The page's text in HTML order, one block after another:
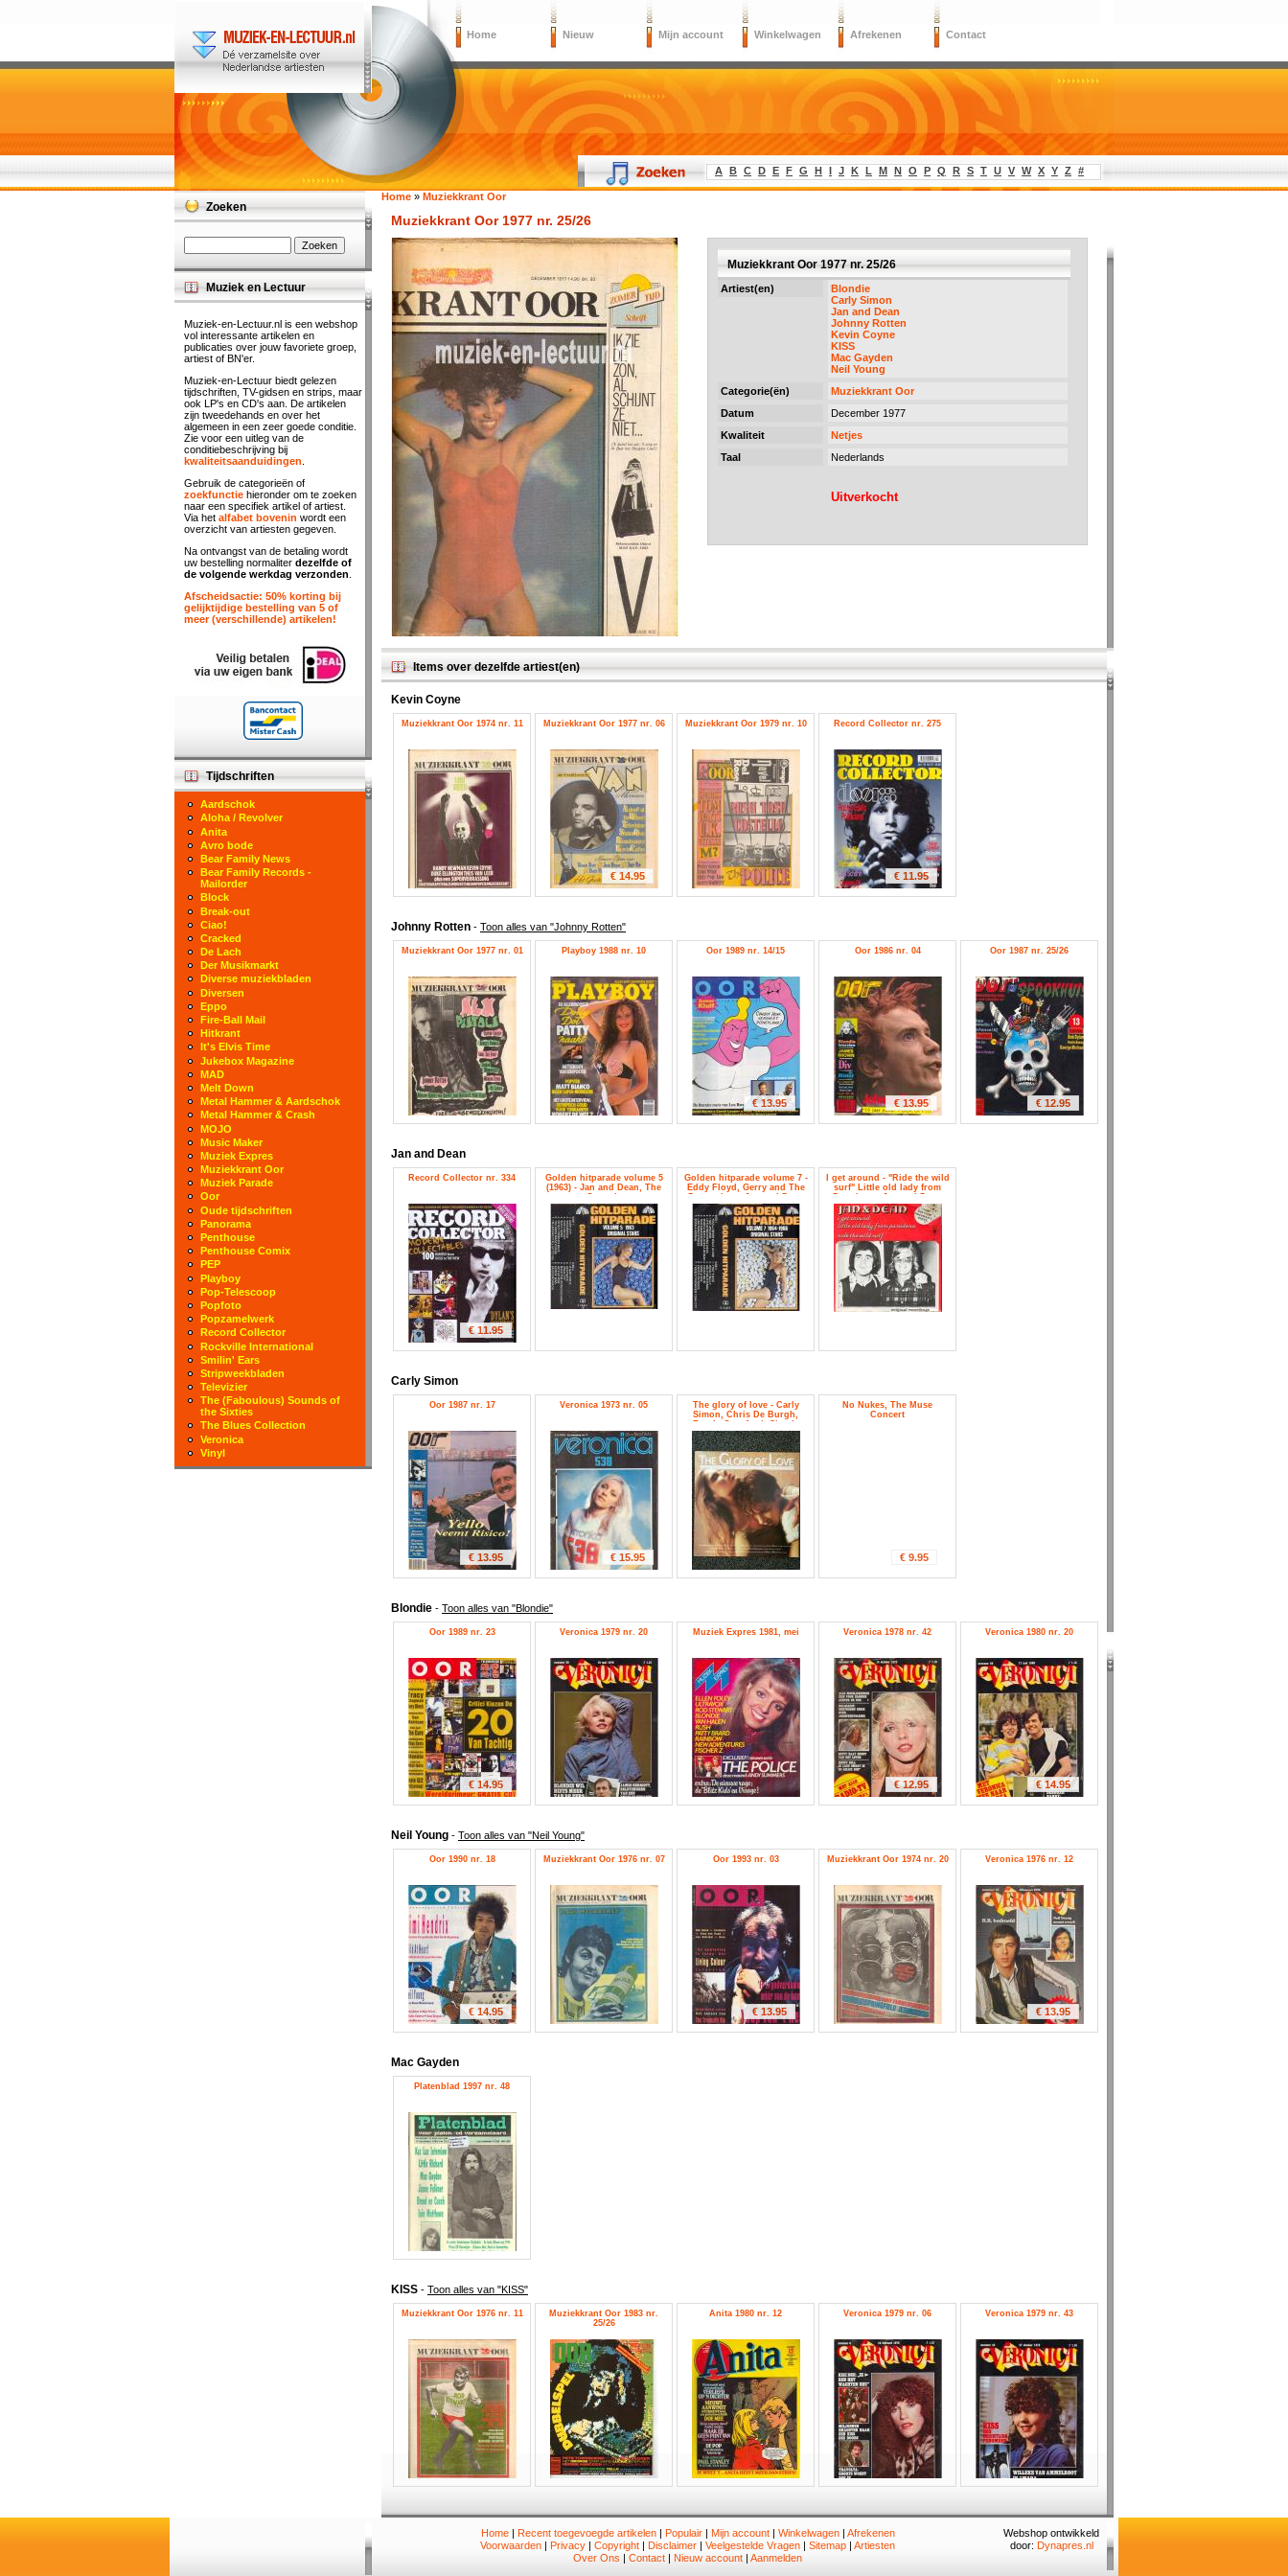
Home Nieuw Mijn account Winkelwagen Afrekenen Contact
A B C D E F G H I J K L M N O P Q R S T U V W X Y Z #
Home » Muziekkrant Oor
Muziekkrant Oor 1977 nr. 25/26
Muziekkrant Oor 1977 nr. 25/26
Artiest(en)
Blondie
Carly Simon
Jan and Dean
Johnny Rotten
Kevin Coyne
KISS
Mac Gayden
Neil Young
Categorie(ën)
Muziekkrant Oor
Datum
December 1977
Kwaliteit
Netjes
Taal
Nederlands
Uitverkocht
Items over dezelfde artiest(en)
Kevin Coyne
Muziekkrant Oor 1974 nr. 11 Muziekkrant Oor 1977 nr. 06
€ 14.95
Muziekkrant Oor 1979 nr. 10 Record Collector nr. 275
€ 11.95
Johnny Rotten - Toon alles van "Johnny Rotten"
Muziekkrant Oor 1977 nr. 01 Playboy 1988 nr. 10 Oor 1989 nr. 14/15
€ 13.95
Oor 1986 nr. 04
€ 13.95
Oor 1987 nr. 25/26
€ 12.95
Jan and Dean
Record Collector nr. 334
€ 11.95
Golden hitparade volume 5
(1963) - Jan and Dean, The
Crystals
Golden hitparade volume 7 -
Eddy Floyd, Gerry and The
Pacemakers, Jan and Dean
I get around - "Ride the wild
surf" Little old lady from
Pasadena - Jan and Dean
Carly Simon
Oor 1987 nr. 17
€ 13.95
Veronica 1973 nr. 05
€ 15.95
The glory of love - Carly
Simon, Chris De Burgh,
Randy Crawford, Simply
Red, Tanita Tikaram, Van
Morrison
No Nukes, The Muse
Concert
€ 9.95
Blondie - Toon alles van "Blondie"
Oor 1989 nr. 23
€ 14.95
Veronica 1979 nr. 20 Muziek Expres 1981, mei Veronica 1978 nr. 42
€ 12.95
Veronica 1980 nr. 20
€ 14.95
Neil Young - Toon alles van "Neil Young"
Oor 1990 nr. 18
€ 14.95
Muziekkrant Oor 1976 nr. 07 Oor 1993 nr. 03
€ 13.95
Muziekkrant Oor 1974 nr. 20 Veronica 1976 nr. 12
€ 13.95
Mac Gayden
Platenblad 1997 nr. 48
KISS - Toon alles van "KISS"
Muziekkrant Oor 1976 nr. 11
Muziekkrant Oor 1983 nr.
25/26
Anita 1980 nr. 12 Veronica 1979 nr. 06 Veronica 1979 nr. 43
Zoeken
Muziek en Lectuur
Muziek-en-Lectuur.nl is een webshop
vol interessante artikelen en
publicaties over jouw favoriete groep,
artiest of BN'er.
Muziek-en-Lectuur biedt gelezen
tijdschriften, TV-gidsen en strips, maar
ook LP's en CD's aan. De artikelen
zijn tweedehands en over het
algemeen in een zeer goede conditie.
Zie voor een uitleg van de
conditiebeschrijving bij
kwaliteitsaanduidingen
Gebruik de categorieën of
zoekfunctie hieronder om te zoeken
naar een specifiek artikel of artiest.
Via het alfabet bovenin wordt een
overzicht van artiesten gegeven.
Na ontvangst van de betaling wordt
uw bestelling normaliter dezelfde of
de volgende werkdag verzonden
Afscheidsactie: 50% korting bij
gelijktijdige bestelling van 5 of
meer (verschillende) artikelen!
Tijdschriften
Aardschok
Aloha / Revolver
Anita
Avro bode
Bear Family News
Bear Family Records -
Mailorder
Block
Break-out
Ciao!
Cracked
De Lach
Der Musikmarkt
Diverse muziekbladen
Diversen
Eppo
Fire-Ball Mail
Hitkrant
It's Elvis Time
Jukebox Magazine
MAD
Melt Down
Metal Hammer & Aardschok
Metal Hammer & Crash
MOJO
Music Maker
Muziek Expres
Muziekkrant Oor
Muziek Parade
Oor
Oude tijdschriften
Panorama
Penthouse
Penthouse Comix
PEP
Playboy
Pop-Telescoop
Popfoto
Popzamelwerk
Record Collector
Rockville International
Smilin' Ears
Stripweekbladen
Televizier
The (Faboulous) Sounds of
the Sixties
The Blues Collection
Veronica
Vinyl
Webshop ontwikkeld
door: Dynapres.nl
Home| Recent toegevoegde artikelen| Populair| Mijn account| Winkelwagen| Afrekenen
Voorwaarden | Privacy | Copyright | Disclaimer | Veelgestelde Vragen | Sitemap | Artiesten
Over Ons | Contact | Nieuw account | Aanmelden